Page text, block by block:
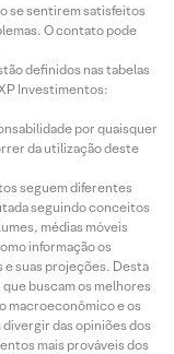
se sentirem satisfeitos
O contato pode
definidos nas tabelas
Investimentos:
por quaisquer
da utilização deste
seguem diferentes
seguindo conceitos
médias móveis
informação os
e suas projeções. Desta
buscam os melhores
macroeconômico e os
das opiniões dos
mais prováveis dos